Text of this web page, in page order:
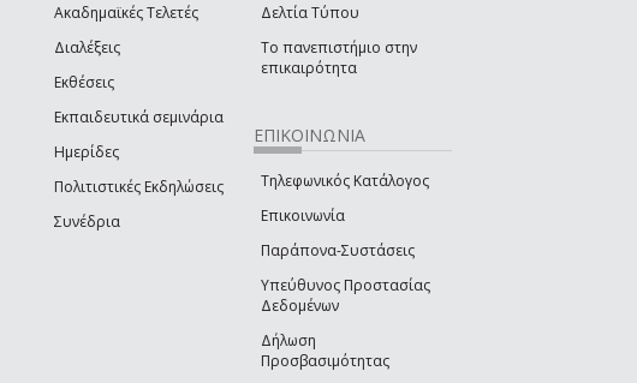
Ακαδημαϊκές Τελετές
Διαλέξεις
Εκθέσεις
Εκπαιδευτικά σεμινάρια
Ημερίδες
Πολιτιστικές Εκδηλώσεις
Συνέδρια
Δελτία Τύπου
Το πανεπιστήμιο στην
επικαιρότητα
ΕΠΙΚΟΙΝΩΝΙΑ
Τηλεφωνικός Κατάλογος
Επικοινωνία
Παράπονα-Συστάσεις
Υπεύθυνος Προστασίας
Δεδομένων
Δήλωση
Προσβασιμότητας